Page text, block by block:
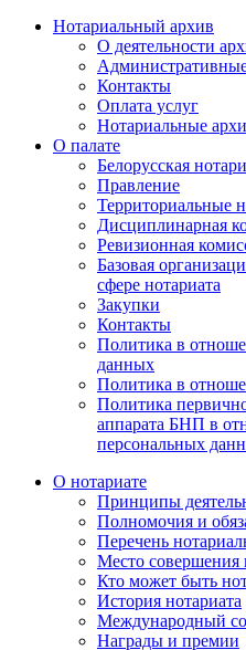
Нотариальный архив
О деятельности
Контакты
Оплата услуг
Нотариальные
О палате
Белорусская
Правление
Территориальные
Дисциплинарная
Ревизионная
Базовая
сфере нотариата
Закупки
Контакты
Политика в
данных
Политика в
Политика
аппарата БНП в
персональных
О нотариате
Принципы
Полномочия и
Перечень
Место совершения
Кто может быть
История нотариата
Международный
Награды и премии